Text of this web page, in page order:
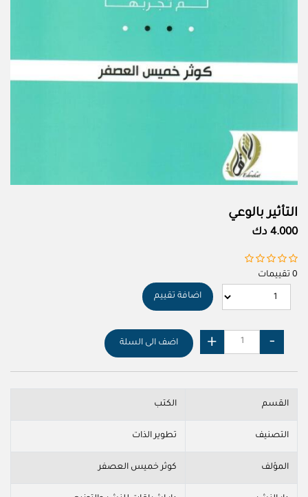
التأثير بالوعي
4.000 دك
0 تقييمات
اضافة تقييم
اضف الى السلة
القسم الكتب
التصنيف تطوير الذات
المؤلف كوثر خميس العصفر